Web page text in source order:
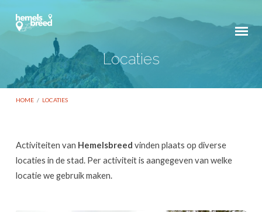
Locaties
HOME / LOCATIES
Locaties
Activiteiten van Hemelsbreed vinden plaats op diverse
locaties in de stad. Per activiteit is aangegeven van welke
locatie we gebruik maken.